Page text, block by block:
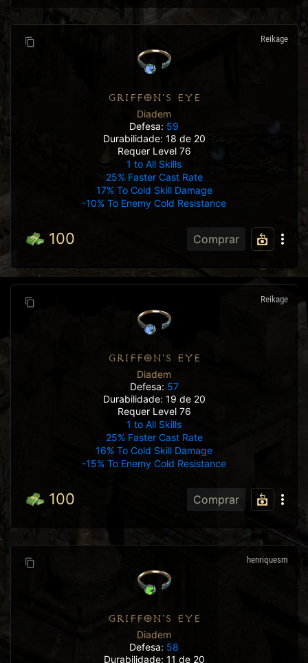
Reikage
GRIFFON'S EYE
Diadem
Defesa: 59
Durabilidade: 18 de 20
Requer Level 76
1 to All Skills
25% Faster Cast Rate
17% To Cold Skill Damage
-10% To Enemy Cold Resistance
100 Comprar
Reikage
GRIFFON'S EYE
Diadem
Defesa: 57
Durabilidade: 19 de 20
Requer Level 76
1 to All Skills
25% Faster Cast Rate
16% To Cold Skill Damage
-15% To Enemy Cold Resistance
100 Comprar
henriquesm
GRIFFON'S EYE
Diadem
Defesa: 58
Durabilidade: 11 de 20